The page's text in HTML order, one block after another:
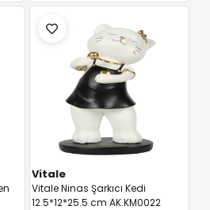
Vitale
Vitale Ninas Şarkıcı Kedi
12.5*12*25.5 cm AK.KM0022